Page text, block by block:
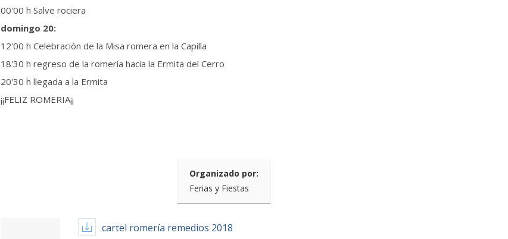
00'00 h Salve rociera
domingo 20:
12'00 h Celebración de la Misa romera en la Capilla
18'30 h regreso de la romería hacia la Ermita del Cerro
20'30 h llegada a la Ermita
¡¡FELIZ ROMERIA¡¡
Organizado por:
Ferias y Fiestas
cartel romería remedios 2018